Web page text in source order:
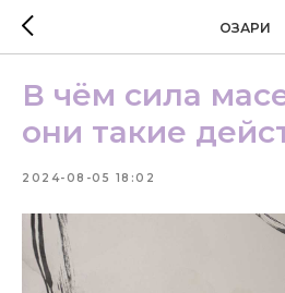
ОЗАРИ
В чём сила
они такие
2024-08-05 18:02